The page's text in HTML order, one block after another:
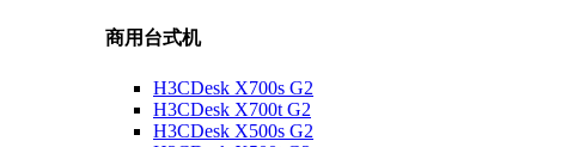
商用台式机
H3CDesk X700s G2
H3CDesk X700t G2
H3CDesk X500s G2